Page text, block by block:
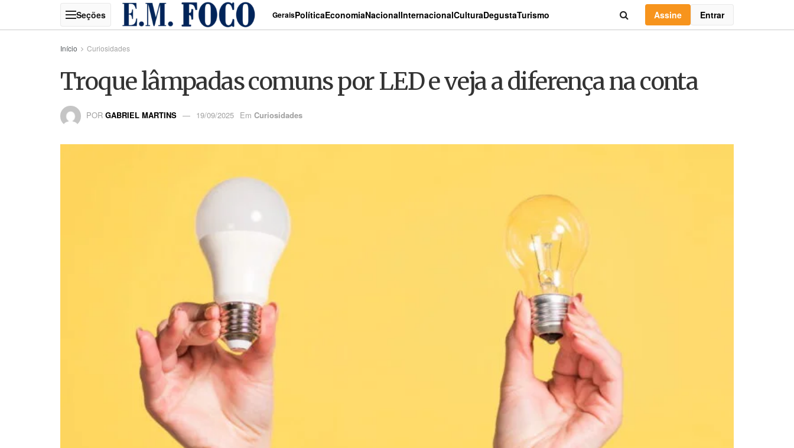
GeraisPolíticaEconomiaNacionalInternacionalCulturaDegustaTurismo Assine Entrar
Início Curiosidades
Troque lâmpadas comuns por LED e veja a diferença na conta
POR GABRIEL MARTINS 19/09/2025 Em Curiosidades